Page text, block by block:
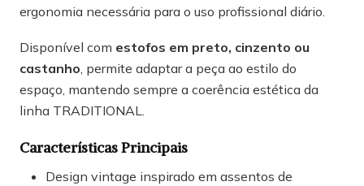
ergonomia necessária para o uso profissional diário.
Disponível com estofos em preto, cinzento ou
castanho , permite adaptar a peça ao estilo do
espaço, mantendo sempre a coerência estética da
linha TRADITIONAL.
Características Principais
Design vintage inspirado em assentos de